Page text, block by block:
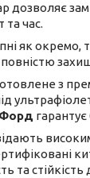
дозволяє
час.
як
повністю
з
та